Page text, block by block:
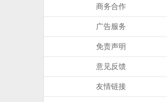
商务合作
广告服务
免责声明
意见反馈
友情链接